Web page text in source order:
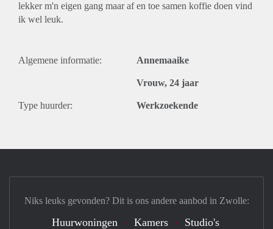
lekker m'n eigen gang maar af en toe samen koffie doen vind
ik wel leuk.
Algemene informatie: Annemaaike
Vrouw, 24 jaar
Type huurder: Werkzoekende
Niks leuks gevonden? Dit is ons andere aanbod in Zwolle:
Huurwoningen Kamers Studio's